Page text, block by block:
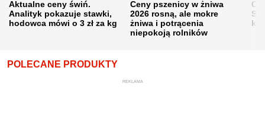
Aktualne ceny świń.
Analityk pokazuje stawki,
hodowca mówi o 3 zł za kg
Ceny pszenicy w żniwa
2026 rosną, ale mokre
żniwa i potrącenia
niepokoją rolników
POLECANE PRODUKTY
REKLAMA